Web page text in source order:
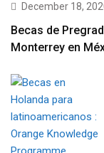
December 18,
Becas de
Monterrey en